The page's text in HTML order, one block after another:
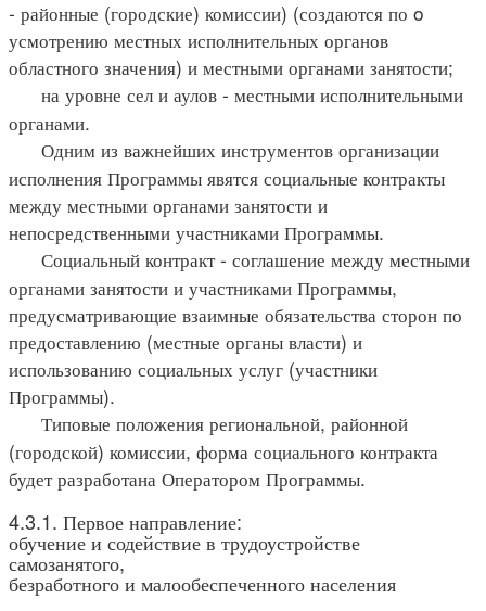
- районные (городские) комиссии) (создаются по o
усмотрению местных исполнительных органов
областного значения) и местными органами занятости;
на уровне сел и аулов - местными исполнительными
органами.
Одним из важнейших инструментов организации
исполнения Программы явятся социальные контракты
между местными органами занятости и
непосредственными участниками Программы.
Социальный контракт - соглашение между местными
органами занятости и участниками Программы,
предусматривающие взаимные обязательства сторон по
предоставлению (местные органы власти) и
использованию социальных услуг (участники
Программы).
Типовые положения региональной, районной
(городской) комиссии, форма социального контракта
будет разработана Оператором Программы.
4.3.1. Первое направление:
обучение и содействие в трудоустройстве
самозанятого,
безработного и малообеспеченного населения